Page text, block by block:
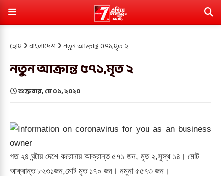
হোম বাংলাদেশ নতুন আক্রান্ত ৫৭১,মৃত ২
নতুন আক্রান্ত ৫৭১,মৃত ২
শুক্রবার, মে ০১, ২০২০
গত ২৪ ঘন্টায় দেশে করোনায় আক্রান্ত ৫৭১ জন, মৃত ২,সুস্থ ১৪। মোট
আক্রান্ত ৮২৩১জন,মোট মৃত ১৭০ জন। নমুনা ৫৫৭৩ জন।